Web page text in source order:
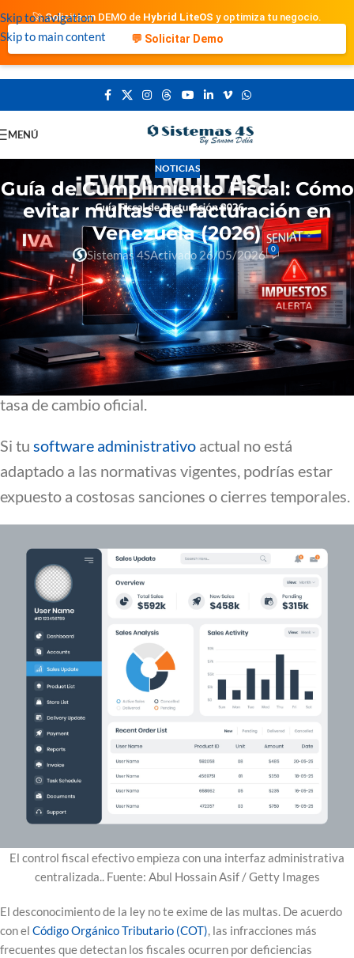
Skip to navigation
Skip to main content
🚀 Solicita un DEMO de Hybrid LiteOS y optimiza tu negocio.
💬 Solicitar Demo
MENÚ
NOTICIAS
Guía de Cumplimiento Fiscal: Cómo
evitar multas de facturación en
Venezuela (2026)
Sistemas 4SActivado 26/05/2026 0
Dirigir un negocio en Venezuela implica mantenerse
al día con un entorno tributario sumamente estricto.
Las fiscalizaciones del SENIAT suelen centrarse en
la legalidad de los documentos emitidos, los
registros de inventario y el correcto manejo de la
tasa de cambio oficial.
Si tu software administrativo actual no está
adaptado a las normativas vigentes, podrías estar
expuesto a costosas sanciones o cierres temporales.
El control fiscal efectivo empieza con una interfaz administrativa
centralizada.. Fuente: Abul Hossain Asif / Getty Images
El desconocimiento de la ley no te exime de las multas. De acuerdo
con el Código Orgánico Tributario (COT), las infracciones más
frecuentes que detectan los fiscales ocurren por deficiencias